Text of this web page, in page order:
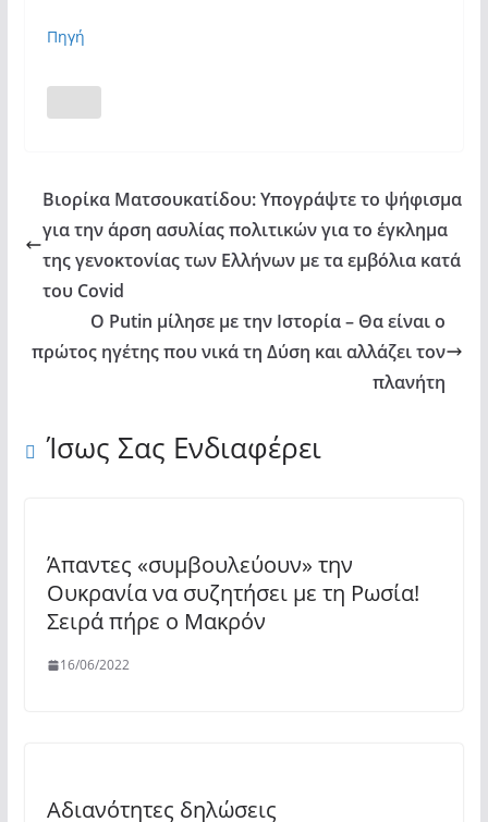
Πηγή
Βιορίκα Ματσουκατίδου: Υπογράψτε το ψήφισμα
για την άρση ασυλίας πολιτικών για το έγκλημα
της γενοκτονίας των Ελλήνων με τα εμβόλια κατά
του Covid
O Putin μίλησε με την Ιστορία – Θα είναι ο
πρώτος ηγέτης που νικά τη Δύση και αλλάζει τον
πλανήτη
Ίσως Σας Ενδιαφέρει
Άπαντες «συμβουλεύουν» την
Ουκρανία να συζητήσει με τη Ρωσία!
Σειρά πήρε ο Μακρόν
16/06/2022
Αδιανότητες δηλώσεις